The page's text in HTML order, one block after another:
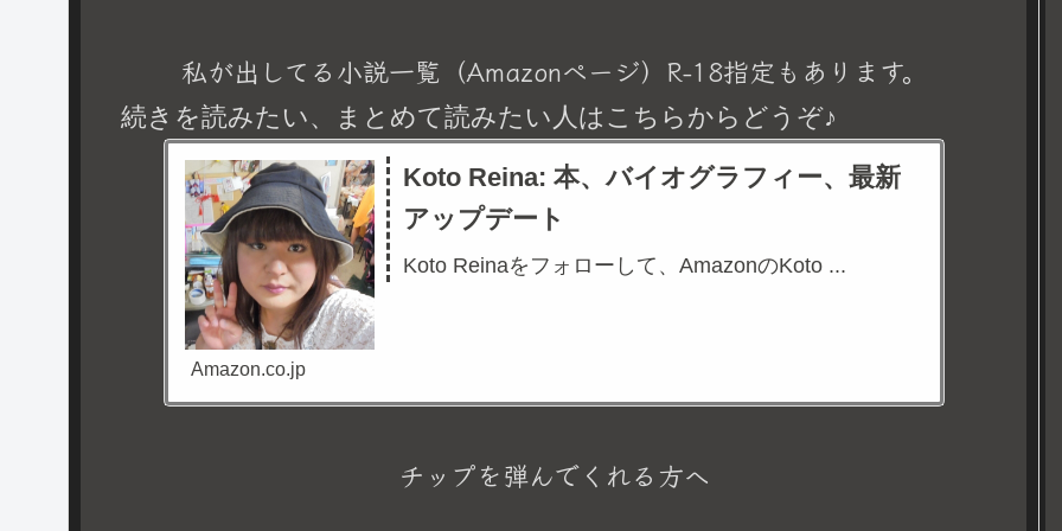
私が出してる小説一覧（Amazonページ）R-18指定もあります。
続きを読みたい、まとめて読みたい人はこちらからどうぞ♪
Koto Reina: 本、バイオグラフィー、最新
アップデート
Koto Reinaをフォローして、AmazonのKoto ...
Amazon.co.jp
チップを弾んでくれる方へ